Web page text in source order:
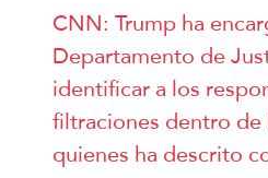
CNN: Trump ha
Departamento de
identificar a los
filtraciones dentro
quienes ha descrito